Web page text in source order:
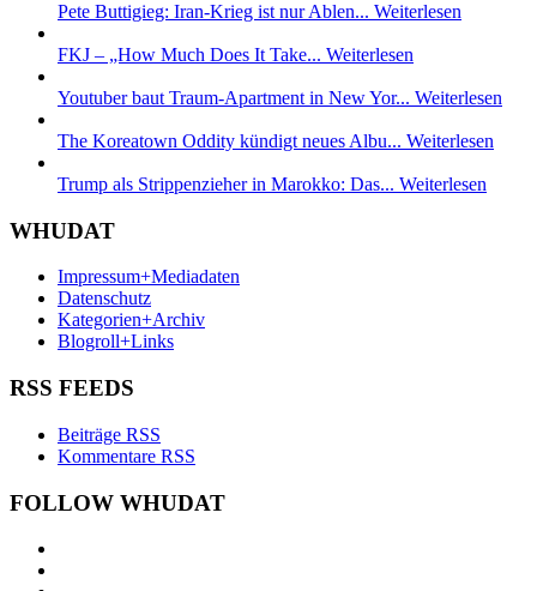
Pete Buttigieg: Iran-Krieg ist nur Ablen... Weiterlesen
FKJ – „How Much Does It Take... Weiterlesen
Youtuber baut Traum-Apartment in New Yor... Weiterlesen
The Koreatown Oddity kündigt neues Albu... Weiterlesen
Trump als Strippenzieher in Marokko: Das... Weiterlesen
WHUDAT
Impressum+Mediadaten
Datenschutz
Kategorien+Archiv
Blogroll+Links
RSS FEEDS
Beiträge RSS
Kommentare RSS
FOLLOW WHUDAT